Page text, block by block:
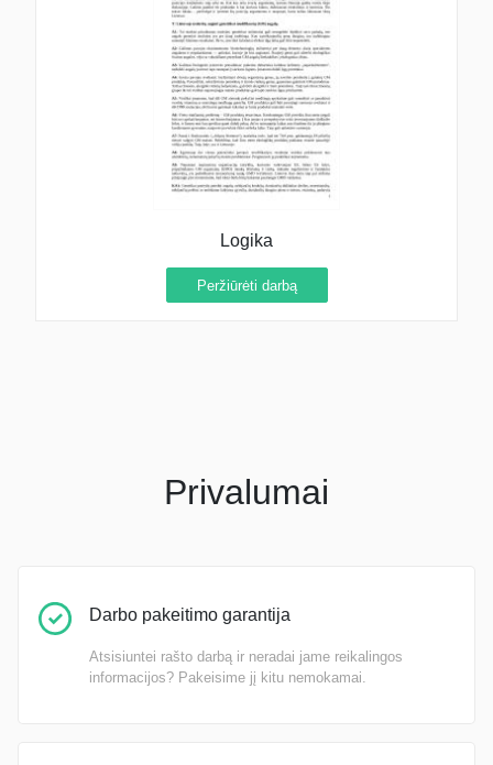
Logika
Peržiūrėti darbą
Privalumai
Darbo pakeitimo garantija
Atsisiuntei rašto darbą ir neradai jame reikalingos
informacijos? Pakeisime jį kitu nemokamai.